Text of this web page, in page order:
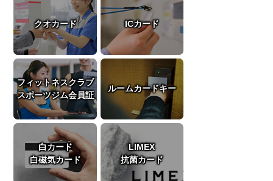
クオカード ICカード
フィットネスクラブ
スポーツジム会員証
ルームカードキー
白カード
白磁気カード
LIMEX
抗菌カード